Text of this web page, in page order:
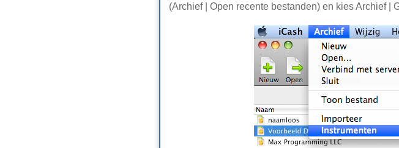
(Archief | Open recente bestanden) en kies Archief |